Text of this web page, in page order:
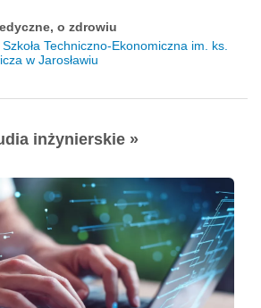
o zdrowiu
Techniczno-Ekonomiczna im. ks.
w Jarosławiu
inżynierskie »